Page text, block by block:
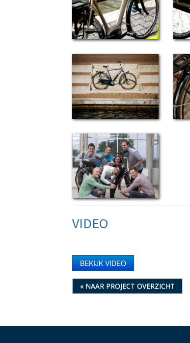
VIDEO
BEKIJK VIDEO
« NAAR PROJECT OVERZICHT